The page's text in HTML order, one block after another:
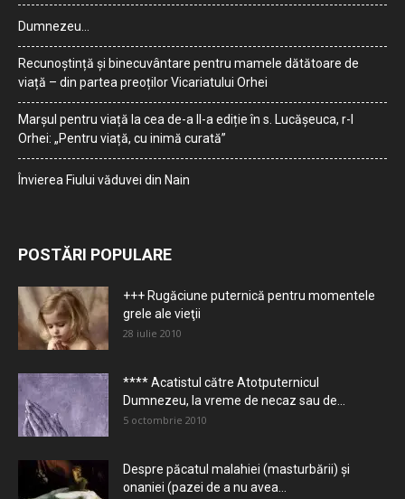
Dumnezeu…
Recunoștință și binecuvântare pentru mamele dătătoare de
viață – din partea preoților Vicariatului Orhei
Marșul pentru viață la cea de-a II-a ediție în s. Lucășeuca, r-l
Orhei: „Pentru viață, cu inimă curată”
Învierea Fiului văduvei din Nain
POSTĂRI POPULARE
+++ Rugăciune puternică pentru momentele
grele ale vieţii
28 iulie 2010
**** Acatistul către Atotputernicul
Dumnezeu, la vreme de necaz sau de...
5 octombrie 2010
Despre păcatul malahiei (masturbării) şi
onaniei (pazei de a nu avea...